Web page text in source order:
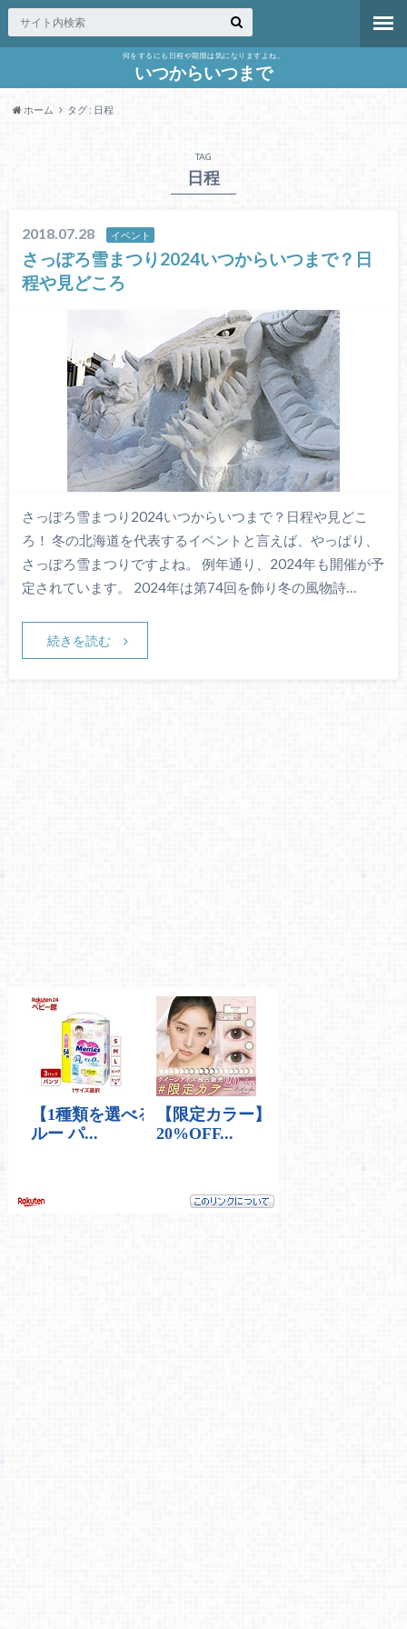
何をするにも日程や期限は気になりますよね。
いつからいつまで
ホーム タグ : 日程
TAG
日程
2018.07.28 イベント
さっぽろ雪まつり2024いつからいつまで？日
程や見どころ
さっぽろ雪まつり2024いつからいつまで？日程や見どこ
ろ！ 冬の北海道を代表するイベントと言えば、やっぱり、
さっぽろ雪まつりですよね。 例年通り、2024年も開催が予
定されています。 2024年は第74回を飾り冬の風物詩…
続きを読む